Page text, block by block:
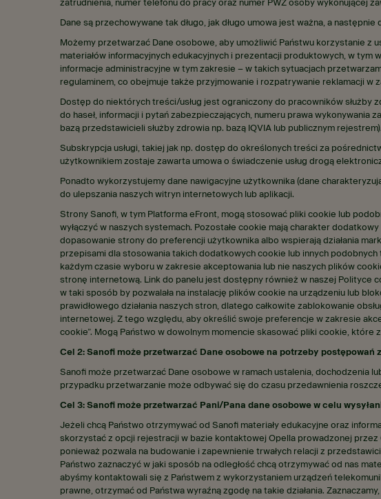
zatrudnienia, numer telefonu do pracy oraz numer PWZ osoby wykonującej
Dane są przechowywane tak długo, jak długo umowa jest ważna, a
Możemy przetwarzać Dane osobowe, aby umożliwić Państwu korzystanie z
materiałów informacyjnych edukacyjnych i prezentacji produktowych, w
informacje administracyjne w tym zakresie – w takich sytuacjach
regulaminem, co obejmuje także przyjmowanie i rozpatrywanie reklamacji w
Dostęp do niektórych treści/usług jest ograniczony do pracowników służby
do haseł, informacji i pytań zabezpieczających, numeru prawa
bazą przedstawicieli służby zdrowia np. bazą IQVIA lub publicznym rejestrem).
Subskrypcja usługi, takiej jak np. dostęp do określonych treści za
użytkownikiem zostaje zawarta umowa o świadczenie usług drogą
Ponadto wykorzystujemy dane nawigacyjne użytkownika (dane
do ulepszania naszych witryn internetowych lub aplikacji.
Strony Sanofi, w tym Platforma eFront, mogą stosować pliki cookie lub
wyłączyć w naszych systemach. Pozostałe cookie mają charakter
dopasowanie strony do preferencji użytkownika albo wspierają działania
przepisami dla stosowania takich dodatkowych cookie lub innych
każdym czasie wyboru w zakresie akceptowania lub nie naszych plików
stronę internetową. Link do panelu jest dostępny również w naszej
w taki sposób by pozwalała na instalację plików cookie na urządzeniu lub
prawidłowego działania naszych stron, dlatego całkowite zablokowanie
internetowej. Z tego względu, aby określić swoje preferencje w zakresie
cookie”. Mogą Państwo w dowolnym momencie skasować pliki cookie,
Cel 2: Sanofi może przetwarzać Dane osobowe na potrzeby postępowań
Sanofi może przetwarzać Dane osobowe w ramach ustalenia, dochodzenia
przypadku przetwarzanie może odbywać się do czasu przedawnienia
Cel 3: Sanofi może przetwarzać Pani/Pana dane osobowe w celu
Jeżeli chcą Państwo otrzymywać od Sanofi materiały edukacyjne oraz
skorzystać z opcji rejestracji w bazie kontaktowej Opella prowadzonej przez
ponieważ pozwala na budowanie i zapewnienie trwałych relacji z
Państwo zaznaczyć w jaki sposób na odległość chcą otrzymywać od nas
abyśmy kontaktowali się z Państwem z wykorzystaniem urządzeń
prawne, otrzymać od Państwa wyraźną zgodę na takie działania.